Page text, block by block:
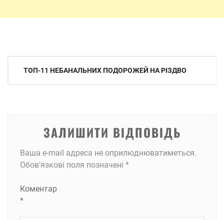
Навігація
ТОП-11 НЕБАНАЛЬНИХ ПОДОРОЖЕЙ НА РІЗДВО
ЗАЛИШИТИ ВІДПОВІДЬ
Ваша e-mail адреса не оприлюднюватиметься.
Обов’язкові поля позначені *
Коментар
*